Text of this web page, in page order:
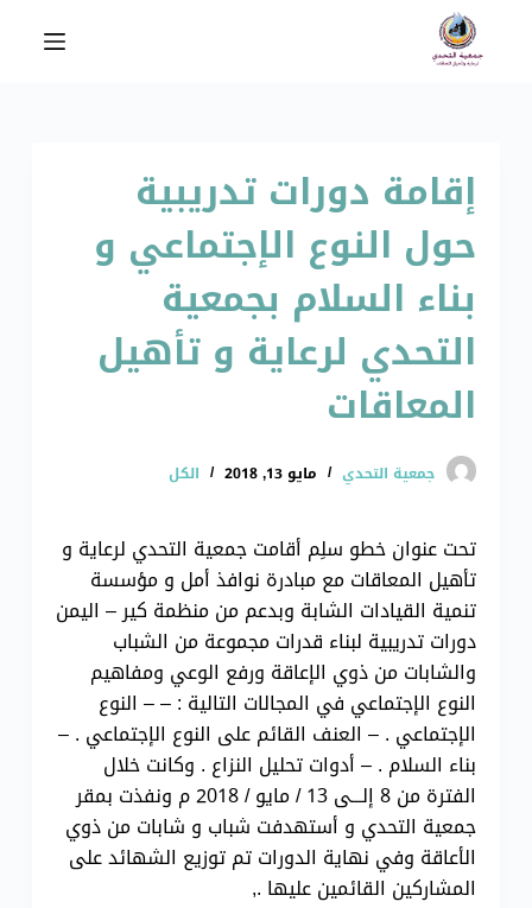
إقامة دورات تدريبية
حول النوع الإجتماعي و
بناء السلام بجمعية
التحدي لرعاية و تأهيل
المعاقات
جمعية التحدي مايو 13, 2018 الكل
تحت عنوان خطو سلِم أقامت جمعية التحدي لرعاية و
تأهيل المعاقات مع مبادرة نوافذ أمل و مؤسسة
تنمية القيادات الشابة وبدعم من منظمة كير – اليمن
دورات تدريبية لبناء قدرات مجموعة من الشباب
والشابات من ذوي الإعاقة ورفع الوعي ومفاهيم
النوع الإجتماعي في المجالات التالية : – – النوع
الإجتماعي . – العنف القائم على النوع الإجتماعي . –
بناء السلام . – أدوات تحليل النزاع . وكانت خلال
الفترة من 8 إلـــى 13 / مايو / 2018 م ونفذت بمقر
جمعية التحدي و أستهدفت شباب و شابات من ذوي
الأعاقة وفي نهاية الدورات تم توزيع الشهائد على
المشاركين القائمين عليها .,